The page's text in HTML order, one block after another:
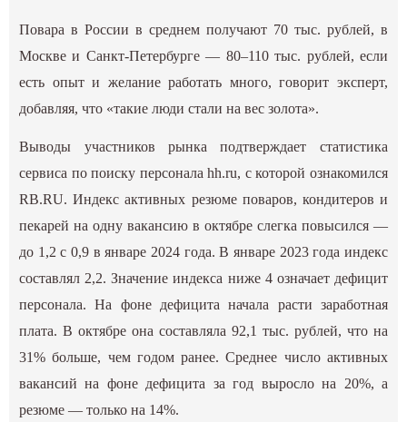
Повара в России в среднем получают 70 тыс. рублей, в
Москве и Санкт-Петербурге — 80–110 тыс. рублей, если
есть опыт и желание работать много, говорит эксперт,
добавляя, что «такие люди стали на вес золота».
Выводы участников рынка подтверждает статистика
сервиса по поиску персонала hh.ru, с которой ознакомился
RB.RU. Индекс активных резюме поваров, кондитеров и
пекарей на одну вакансию в октябре слегка повысился —
до 1,2 с 0,9 в январе 2024 года. В январе 2023 года индекс
составлял 2,2. Значение индекса ниже 4 означает дефицит
персонала. На фоне дефицита начала расти заработная
плата. В октябре она составляла 92,1 тыс. рублей, что на
31% больше, чем годом ранее. Среднее число активных
вакансий на фоне дефицита за год выросло на 20%, а
резюме — только на 14%.